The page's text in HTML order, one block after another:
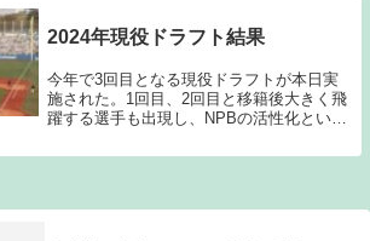
2024年現役ドラフト結果
今年で3回目となる現役ドラフトが本日実
施された。1回目、2回目と移籍後大きく飛
躍する選手も出現し、NPBの活性化という
てきているのではないだろうか？今日の現